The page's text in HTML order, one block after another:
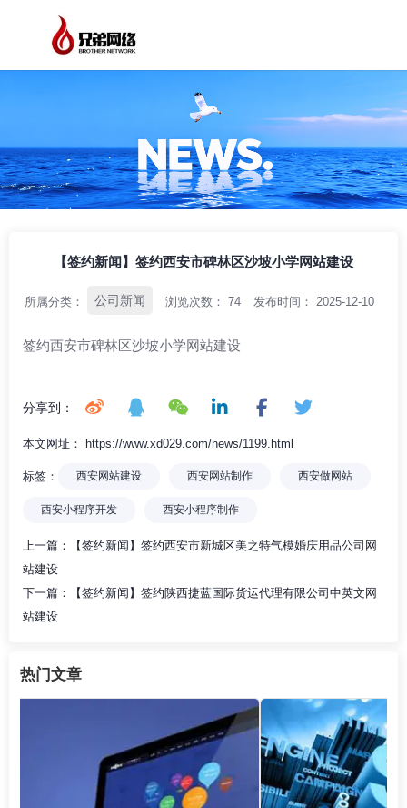
【签约新闻】签约西安市碑林区沙坡小学网站建设
所属分类： 公司新闻 浏览次数： 74 发布时间： 2025-12-10
签约西安市碑林区沙坡小学网站建设
分享到：
本文网址： https://www.xd029.com/news/1199.html
标签： 西安网站建设 西安网站制作 西安做网站
西安小程序开发 西安小程序制作
上一篇：
【签约新闻】签约西安市新城区美之特气模婚庆用品公司网
站建设
下一篇：
【签约新闻】签约陕西捷蓝国际货运代理有限公司中英文网
站建设
热门文章